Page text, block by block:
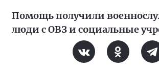
Помощь получили
люди с ОВЗ и социальные